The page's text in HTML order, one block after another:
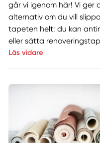
går vi igenom här! Vi ger
alternativ om du vill
tapeten helt: du kan
eller sätta
Läs vidare